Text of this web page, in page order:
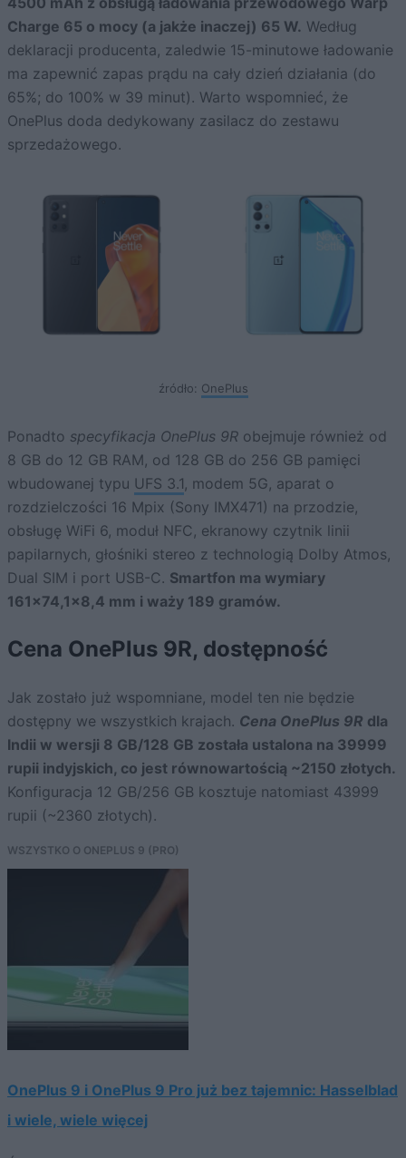
Charge 65 o mocy (a jakże inaczej) 65 W. Według
deklaracji producenta, zaledwie 15-minutowe ładowanie
ma zapewnić zapas prądu na cały dzień działania (do
65%; do 100% w 39 minut). Warto wspomnieć, że
OnePlus doda dedykowany zasilacz do zestawu
sprzedażowego.
źródło: OnePlus
Ponadto specyfikacja OnePlus 9R obejmuje również od
8 GB do 12 GB RAM, od 128 GB do 256 GB pamięci
wbudowanej typu UFS 3.1, modem 5G, aparat o
rozdzielczości 16 Mpix (Sony IMX471) na przodzie,
obsługę WiFi 6, moduł NFC, ekranowy czytnik linii
papilarnych, głośniki stereo z technologią Dolby Atmos,
Dual SIM i port USB-C. Smartfon ma wymiary
161×74,1×8,4 mm i waży 189 gramów.
Cena OnePlus 9R, dostępność
Jak zostało już wspomniane, model ten nie będzie
dostępny we wszystkich krajach. Cena OnePlus 9R dla
Indii w wersji 8 GB/128 GB została ustalona na 39999
rupii indyjskich, co jest równowartością ~2150 złotych.
Konfiguracja 12 GB/256 GB kosztuje natomiast 43999
rupii (~2360 złotych).
WSZYSTKO O ONEPLUS 9 (PRO)
OnePlus 9 i OnePlus 9 Pro już bez tajemnic: Hasselblad
i wiele, wiele więcej